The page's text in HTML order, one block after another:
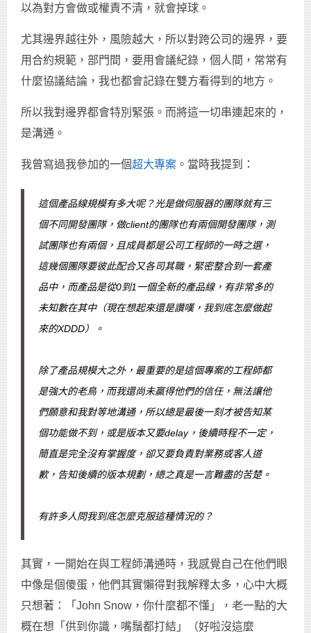
以為對方會做或權責不清，就會掉球。
尤其邊界越往外，風險越大，所以對跨公司的邊界，要
用合約規範，部門間，要用會議紀錄，個人間，常常有
什麼協議結論，我也都會記錄在雙方看得到的地方。
所以我對邊界都會特別緊張。而將這一切串連起來的，
是溝通。
我曾寫過我參加的一個超大專案 。當時我提到：
這個產品線規模有多大呢？光是做伺服器的團隊就有三
個不同開發團隊，做client的團隊也有兩個開發團隊，測
試團隊也有兩個，且成員都是公司工程師的一時之選，
這幾個團隊要彼此配合又各司其職，緊密整合到一套產
品中，而產品是從0到1一個全新的產品線，有非常多的
未知數在其中（現在想起來還是讚嘆，我到底怎麼做起
來的XDDD）。
除了產品規模大之外，最重要的是這個專案的工程師都
是強大的老鳥，而我還尚未贏得他們的信任，無法讓他
們願意和我對等地溝通，所以總是最後一刻才被告知某
個功能做不到，或是版本又要delay，後續時程不一定，
簡直是完全沒有掌握度，卻又要負責對業務或客人道
歉，告知後續的版本規劃，總之真是一言難盡的苦楚。
有許多人問我到底怎麼克服這種情況的？
其實，一開始在與工程師溝通時，我感覺自己在他們眼
中像是個傻蛋，他們其實懶得對我解釋太多，心中大概
只想著：「John Snow，你什麼都不懂」，老一點的大
概在想「供到你識，嘴鬚都打結」（好啦沒這麼